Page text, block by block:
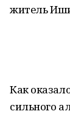
житель
Как
сильного